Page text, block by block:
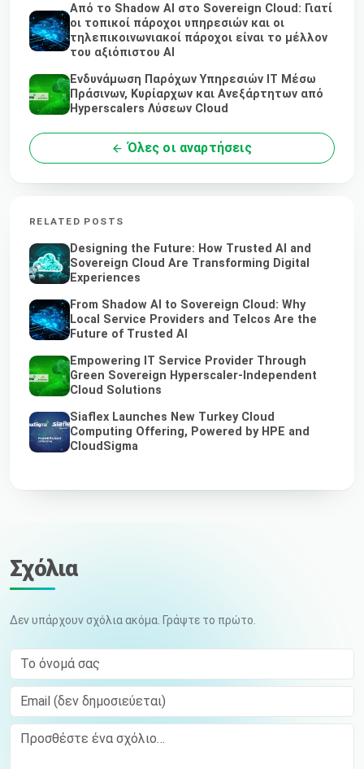
Από το Shadow AI στο Sovereign Cloud: Γιατί
οι τοπικοί πάροχοι υπηρεσιών και οι
τηλεπικοινωνιακοί πάροχοι είναι το μέλλον
του αξιόπιστου AI
Ενδυνάμωση Παρόχων Υπηρεσιών IT Μέσω
Πράσινων, Κυρίαρχων και Ανεξάρτητων από
Hyperscalers Λύσεων Cloud
Όλες οι αναρτήσεις
RELATED POSTS
Designing the Future: How Trusted AI and
Sovereign Cloud Are Transforming Digital
Experiences
From Shadow AI to Sovereign Cloud: Why
Local Service Providers and Telcos Are the
Future of Trusted AI
Empowering IT Service Provider Through
Green Sovereign Hyperscaler-Independent
Cloud Solutions
Siaflex Launches New Turkey Cloud
Computing Offering, Powered by HPE and
CloudSigma
Σχόλια
Δεν υπάρχουν σχόλια ακόμα. Γράψτε το πρώτο.
Το όνομά σας
Email (δεν δημοσιεύεται)
Comment